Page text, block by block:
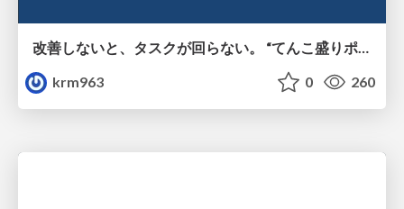
改善しないと、タスクが回らない。 “てんこ盛りポジション” を引き継いだ情シスの、入社3ヶ月の業務改善録
krm963
0 260